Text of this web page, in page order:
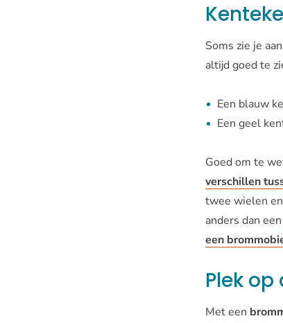
Soms zie je
altijd goed te
Een blauw
Een geel
Goed om te
verschillen
twee wielen
anders dan een
een
Plek op
Met een